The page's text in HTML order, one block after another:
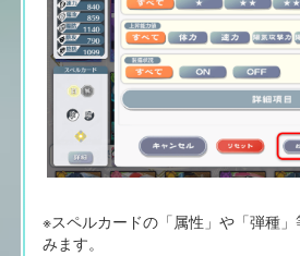
※スペルカードの「属性」や「弾種
みます。